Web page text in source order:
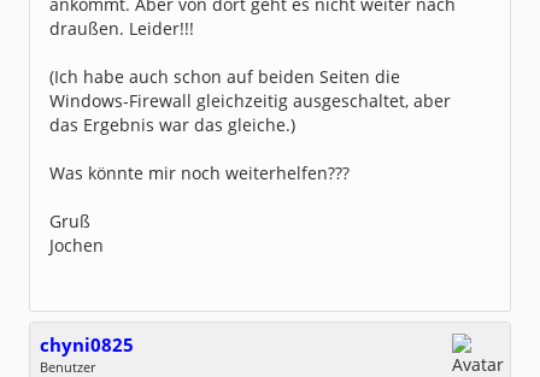
draußen. Leider!!!
(Ich habe auch schon auf beiden Seiten die
Windows-Firewall gleichzeitig ausgeschaltet, aber
das Ergebnis war das gleiche.)
Was könnte mir noch weiterhelfen???
Gruß
Jochen
chyni0825
Benutzer